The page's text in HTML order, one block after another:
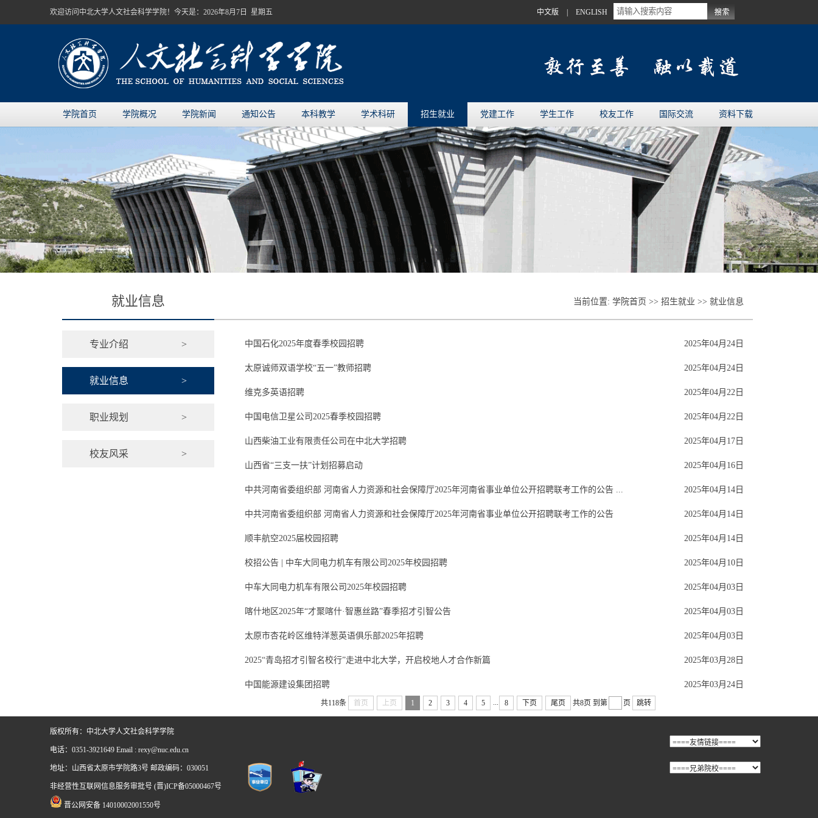
欢迎访问中北大学人文社会科学学院！今天是： 2026年8月7日 星期五 中文版 ENGLISH
学院首页 学院概况 学院新闻 通知公告 本科教学 学术科研 招生就业 党建工作 学生工作 校友工作 国际交流 资料下载
就业信息 当前位置: 学院首页 >> 招生就业 >> 就业信息
专业介绍 >
就业信息 >
职业规划 >
校友风采 >
中国石化2025年度春季校园招聘 2025年04月24日
太原诚师双语学校“五一”教师招聘 2025年04月24日
维克多英语招聘 2025年04月22日
中国电信卫星公司2025春季校园招聘 2025年04月22日
山西柴油工业有限责任公司在中北大学招聘 2025年04月17日
山西省“三支一扶”计划招募启动 2025年04月16日
中共河南省委组织部 河南省人力资源和社会保障厅2025年河南省事业单位公开招聘联考工作的公告 ... 2025年04月14日
中共河南省委组织部 河南省人力资源和社会保障厅2025年河南省事业单位公开招聘联考工作的公告 2025年04月14日
顺丰航空2025届校园招聘 2025年04月14日
校招公告 | 中车大同电力机车有限公司2025年校园招聘 2025年04月10日
中车大同电力机车有限公司2025年校园招聘 2025年04月03日
喀什地区2025年“才聚喀什·智惠丝路”春季招才引智公告 2025年04月03日
太原市杏花岭区维特洋葱英语俱乐部2025年招聘 2025年04月03日
2025“青岛招才引智名校行”走进中北大学，开启校地人才合作新篇 2025年03月28日
中国能源建设集团招聘 2025年03月24日
共118条 首页 上页 1 2 3 4 5 8 下页 尾页 共8页 到第 页 跳转
版权所有：中北大学人文社会科学学院
电话：0351-3921649 Email : rexy@nuc.edu.cn
地址：山西省太原市学院路3号 邮政编码：030051
非经营性互联网信息服务审批号 (晋)ICP备05000467号
晋公网安备 14010002001550号